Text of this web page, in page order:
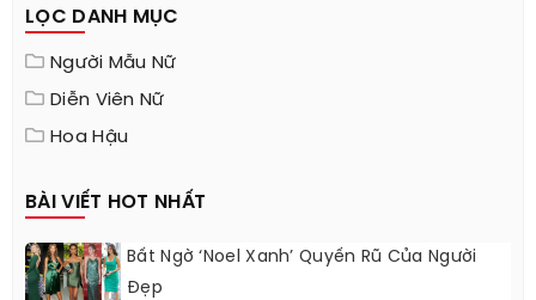
LỌC DANH MỤC
Người Mẫu Nữ
Diễn Viên Nữ
Hoa Hậu
BÀI VIẾT HOT NHẤT
Bất Ngờ ‘Noel Xanh’ Quyến Rũ Của Người
Đẹp